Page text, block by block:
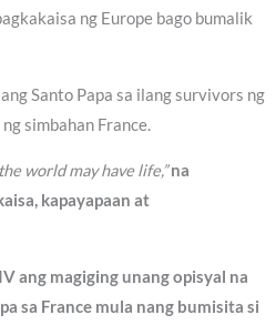
ng Europe bago bumalik
Santo Papa sa ilang survivors ng
simbahan France.
world may have life,”na
kapayapaan at
ang magiging unang opisyal na
sa France mula nang bumisita si